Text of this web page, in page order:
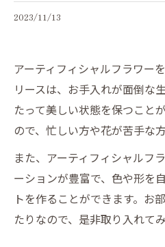
2023/11/13
アーティフィシャルフラワー
リースは、お手入れが面倒な
たって美しい状態を保つこと
ので、忙しい方や花が苦手な
また、アーティフィシャルフ
ーションが豊富で、色や形を
トを作ることができます。お
たりなので、是非取り入れて